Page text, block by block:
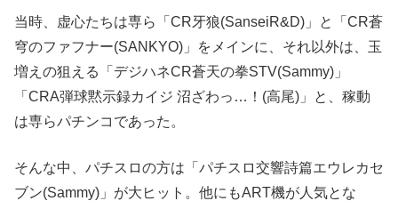
当時、虚心たちは専ら「CR牙狼(SanseiR&D)」と「CR蒼
穹のファフナー(SANKYO)」をメインに、それ以外は、玉
増えの狙える「デジハネCR蒼天の拳STV(Sammy)」
「CRA弾球黙示録カイジ 沼ざわっ…！(高尾)」と、稼動
は専らパチンコであった。
そんな中、パチスロの方は「パチスロ交響詩篇エウレカセ
ブン(Sammy)」が大ヒット。他にもART機が人気とな